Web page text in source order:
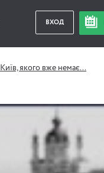
ВХОД
якого вже немає...